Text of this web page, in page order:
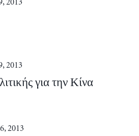
2013
2013
για την Κίνα
2013